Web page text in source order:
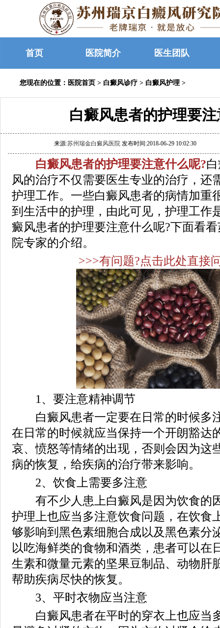
首页 医院简介 医生团队
您现在的位置： 医院首页 > 白癜风诊疗 > 白癜风护理 >
白癜风患者的护理要
来源:苏州瑞金白癜风医院 发布时间:2018-06-29 10:02:30
白癜风患者的护理要注意什么呢?
风的治疗不仅需要医生专业的治疗，还
护理工作。一些白癜风患者的病情加重
到生活中的护理，由此可见，护理工作
癜风患者的护理要注意什么呢?下面看
院专家的介绍。
>>>有问题?点击此处直接
1、要注意精神调节
白癜风患者一定要在日常的时候多
在日常的时候就应当保持一个开朗豁达
哀、愤怒等情绪的出现，否则会因为这
病的恢复，给疾病的治疗带来影响。
2、饮食上需要多注意
有不少人患上白癜风是因为饮食的
护理上也应当多注意饮食问题，在饮食
够影响到黑色素细胞合成以及黑色素分
以吃海鲜类的食物和酒类，患者可以在
生素和微量元素的坚果豆制品、动物肝
帮助疾病尽快的恢复。
3、平时衣物应当注意
白癜风患者在平时的穿衣上也应当